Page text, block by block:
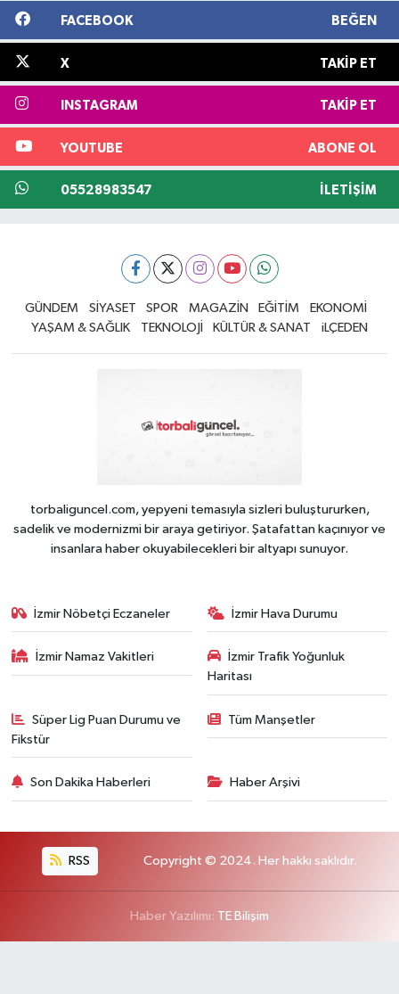
FACEBOOK BEĞEN
X TAKIP ET
INSTAGRAM TAKIP ET
YOUTUBE ABONE OL
05528983547 İLETIŞIM
GÜNDEM SİYASET SPOR MAGAZİN EĞİTİM
EKONOMİ
YAŞAM & SAĞLIK
TEKNOLOJİ KÜLTÜR & SANAT iLÇEDEN
torbaliguncel.com, yepyeni temasıyla sizleri buluştururken,
sadelik ve modernizmi bir araya getiriyor. Şatafattan kaçınıyor ve
insanlara haber okuyabilecekleri bir altyapı sunuyor.
İzmir Nöbetçi Eczaneler İzmir Hava Durumu
İzmir Namaz Vakitleri
İzmir Trafik Yoğunluk
Haritası
Süper Lig Puan Durumu ve
Fikstür
Tüm Manşetler
Son Dakika Haberleri Haber Arşivi
RSS Copyright © 2024. Her hakkı saklıdır.
Haber Yazılımı: TE Bilişim